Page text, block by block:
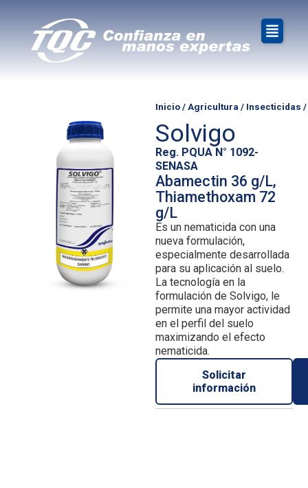
Inicio /Agricultura / Insecticidas /
Solvigo
Reg. PQUA N° 1092-
SENASA
Abamectin 36 g/L,
Thiamethoxam 72
g/L
Es un nematicida con una
nueva formulación,
especialmente desarrollada
para su aplicación al suelo.
La tecnología en la
formulación de Solvigo, le
permite una mayor actividad
en el perfil del suelo
maximizando el efecto
nematicida.
Solicitar
información